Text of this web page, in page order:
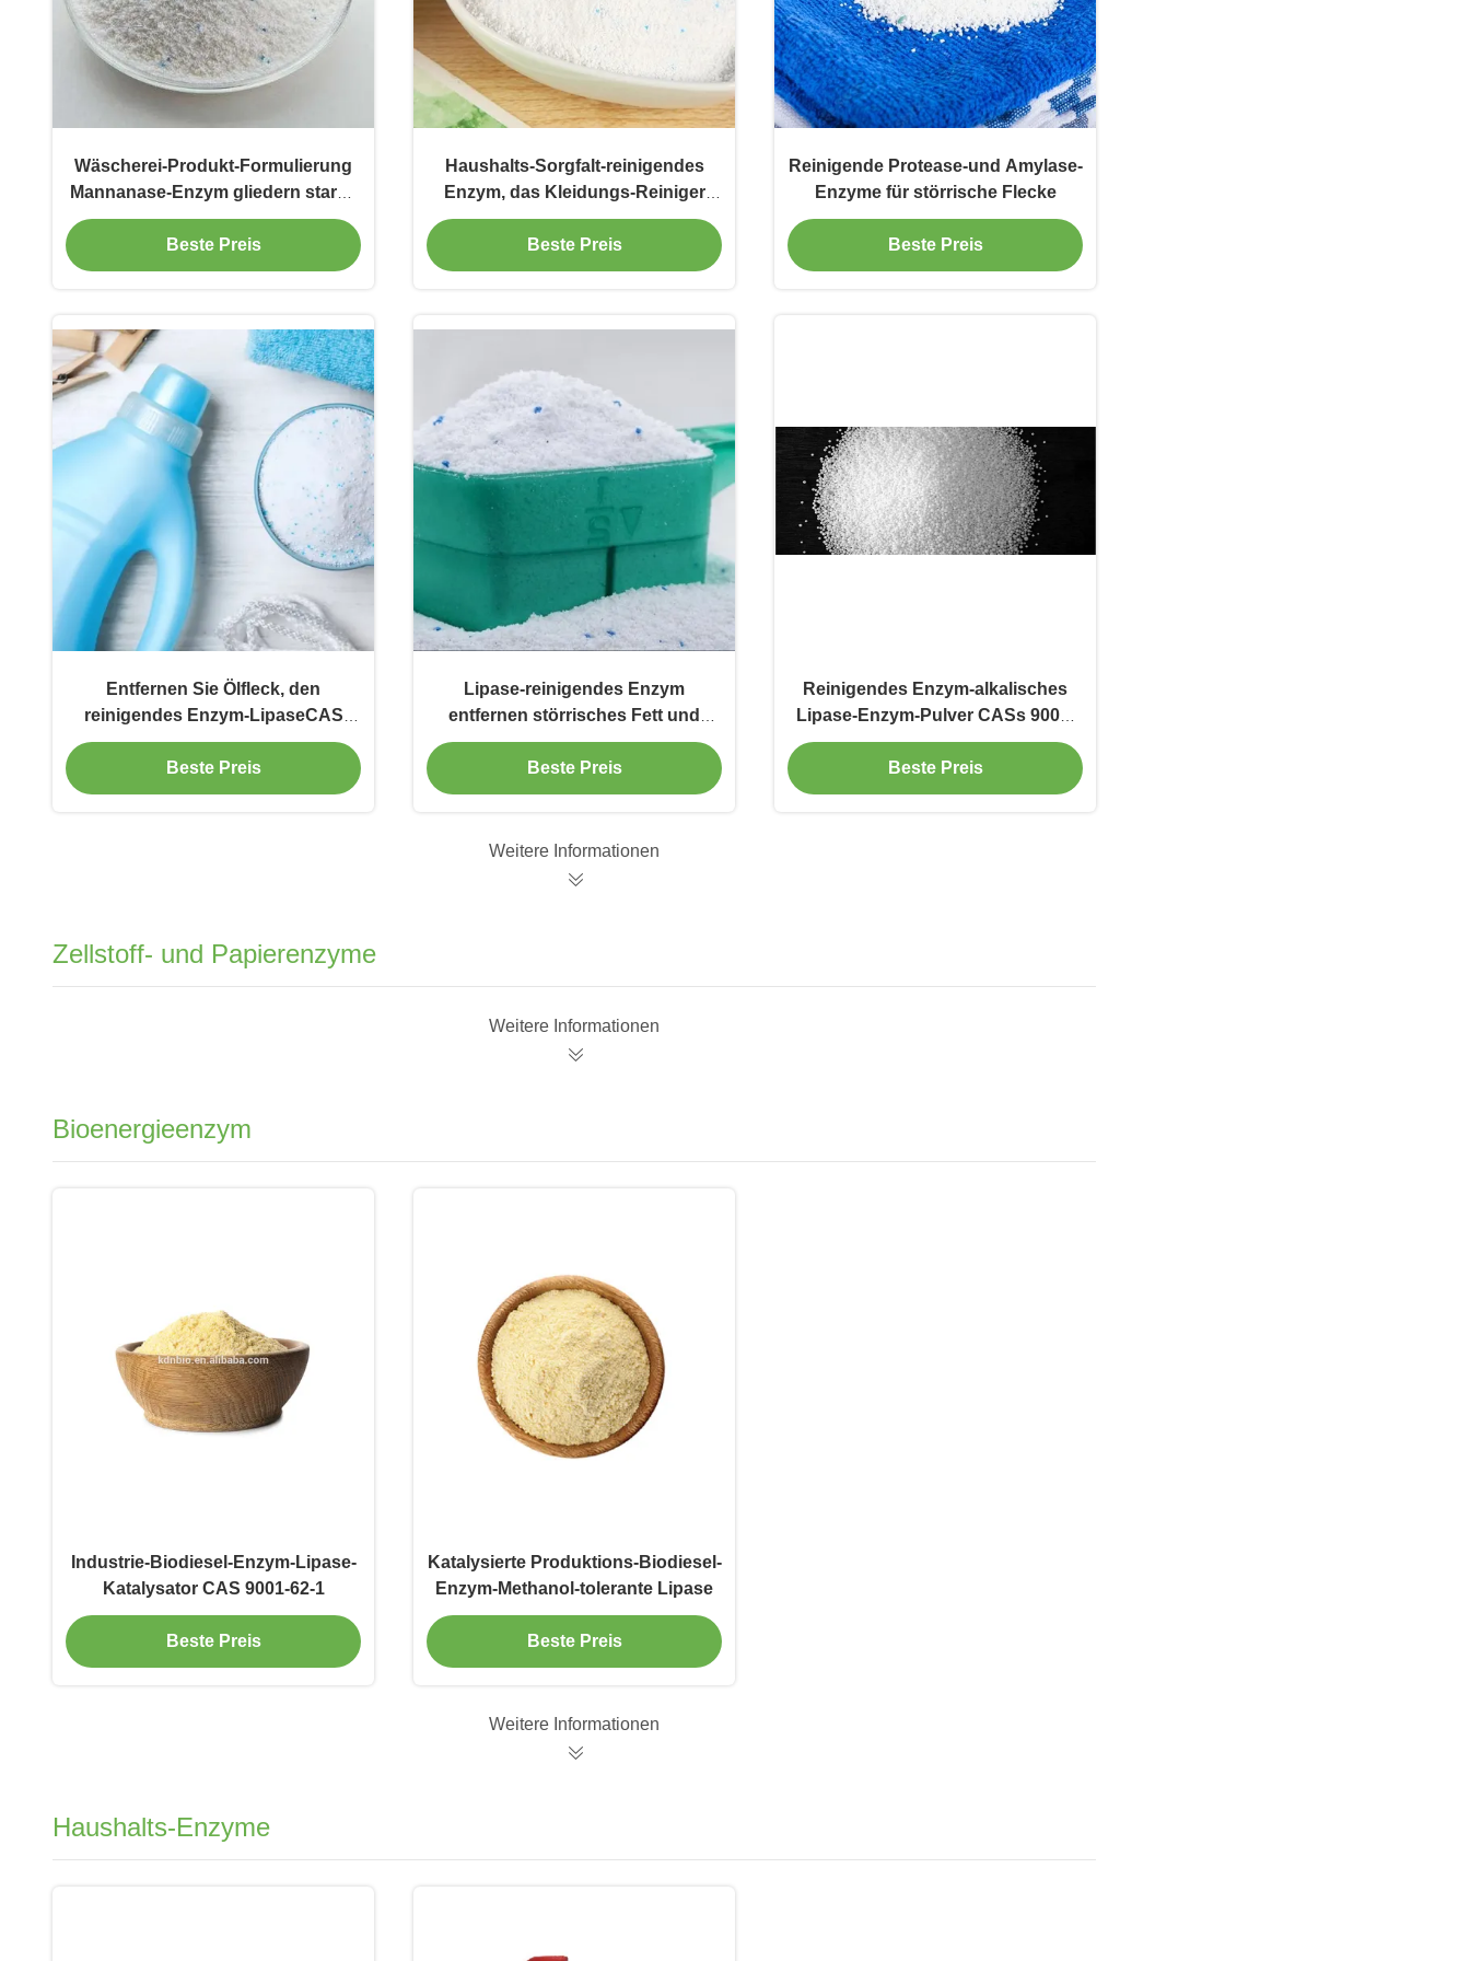
Wäscherei-Produkt-Formulierung
Mannanase-Enzym gliedern starke
Flecke leicht auf
Beste Preis
Haushalts-Sorgfalt-reinigendes
Enzym, das Kleidungs-Reiniger
heller macht
Beste Preis
Reinigende Protease-und Amylase-
Enzyme für störrische Flecke
Beste Preis
Entfernen Sie Ölfleck, den
reinigendes Enzym-LipaseCAS
9001-62-1 Waschpulver
Beste Preis
Lipase-reinigendes Enzym
entfernen störrisches Fett und
Ölflecke
Beste Preis
Reinigendes Enzym-alkalisches
Lipase-Enzym-Pulver CASs 9001-
62-1
Beste Preis
Weitere Informationen
Zellstoff- und Papierenzyme
Weitere Informationen
Bioenergieenzym
Industrie-Biodiesel-Enzym-Lipase-
Katalysator CAS 9001-62-1
Beste Preis
Katalysierte Produktions-Biodiesel-
Enzym-Methanol-tolerante Lipase
Beste Preis
Weitere Informationen
Haushalts-Enzyme